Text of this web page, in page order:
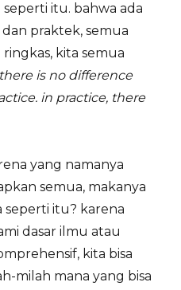
itu. bahwa ada
praktek, semua
kita semua
is no difference
in practice, there
yang namanya
semua, makanya
seperti itu? karena
dasar ilmu atau
kita bisa
milah mana yang bisa